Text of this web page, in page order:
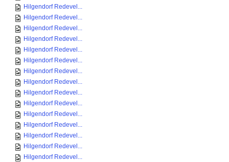
Hilgendorf Redevel...
Hilgendorf Redevel...
Hilgendorf Redevel...
Hilgendorf Redevel...
Hilgendorf Redevel...
Hilgendorf Redevel...
Hilgendorf Redevel...
Hilgendorf Redevel...
Hilgendorf Redevel...
Hilgendorf Redevel...
Hilgendorf Redevel...
Hilgendorf Redevel...
Hilgendorf Redevel...
Hilgendorf Redevel...
Hilgendorf Redevel...